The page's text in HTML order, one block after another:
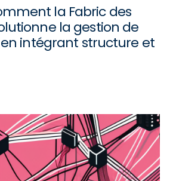
la Fabric des
la gestion de
intégrant structure et